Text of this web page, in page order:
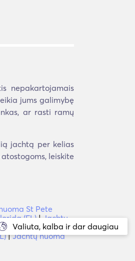
Valiuta, kalba ir dar daugiau
nepakartojamais
jums galimybę
ar rasti ramų
jachtą per kelias
leiskite
St Pete
(FL)|Jachtų
Boka Ratonas,
|Jachtų nuoma